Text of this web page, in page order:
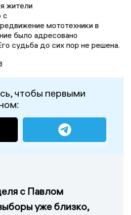
жители
с
мототехники в
было адресовано
судьба до сих пор не решена.
чтобы первыми
с Павлом
уже близко,